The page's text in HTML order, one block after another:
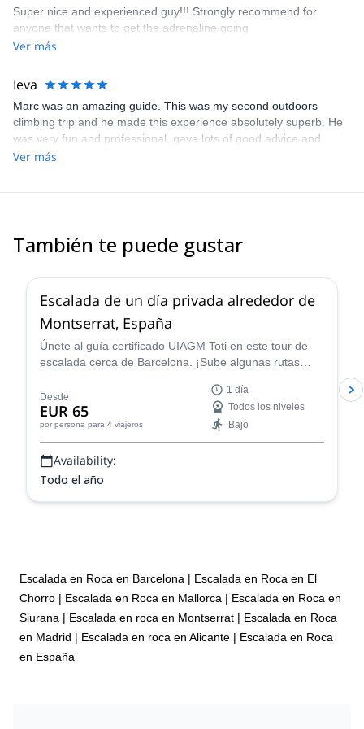
Super nice and experienced guy!!! Strongly recommend for
anyone that wants to get the adrenaline going
Ver más
Ieva
Marc was an amazing guide. This was my second outdoors
climbing trip and he made this experience absolutely superb. He
was very fun and professional, gave lots of good advice and
courage, conducted everything in a very relaxed, fun and
Ver más
También te puede gustar
Escalada de un día privada alrededor de
Montserrat, España
Únete al guía certificado UIAGM Toti en este tour de
escalada cerca de Barcelona. ¡Sube algunas rutas
Desde
EUR 65
por persona para 4 viajeros
1 día
Todos los niveles
Bajo
Availability:
Todo el año
Escalada en Roca en Barcelona | Escalada en Roca en El
Chorro | Escalada en Roca en Mallorca | Escalada en Roca en
Siurana | Escalada en roca en Montserrat | Escalada en Roca
en Madrid | Escalada en roca en Alicante | Escalada en Roca
en España